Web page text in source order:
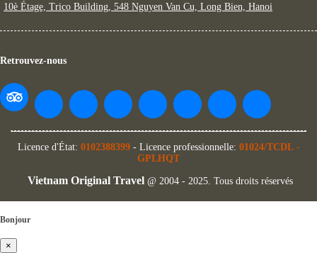
10è Étage, Trico Building, 548 Nguyen Van Cu, Long Bien, Hanoi
Retrouvez-nous
Licence d'État: 0102388399 - Licence professionnelle: 01024/TCDL-
GPLHQT
Vietnam Original Travel@ 2004 - 2025. Tous droits réservés
Bonjour
×